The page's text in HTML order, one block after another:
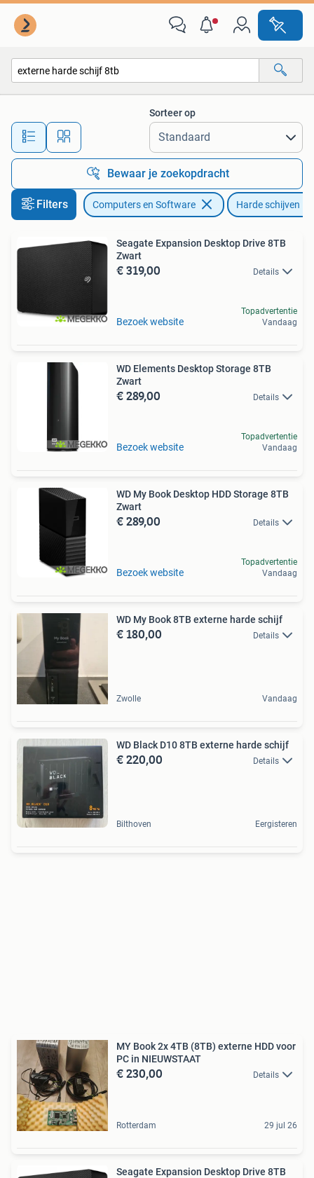
Alle afstanden…
Sorteer op
Bewaar je zoekopdracht
Filters Computers en Software Harde schijven
Seagate Expansion Desktop Drive 8TB
Zwart
€ 319,00 Details
Bezoek website
Topadvertentie
Vandaag
WD Elements Desktop Storage 8TB
Zwart
€ 289,00 Details
Bezoek website
Topadvertentie
Vandaag
WD My Book Desktop HDD Storage 8TB
Zwart
€ 289,00 Details
Bezoek website
Topadvertentie
Vandaag
WD My Book 8TB externe harde schijf
€ 180,00 Details
Zwolle Vandaag
WD Black D10 8TB externe harde schijf
€ 220,00 Details
Bilthoven Eergisteren
MY Book 2x 4TB (8TB) externe HDD voor
PC in NIEUWSTAAT
€ 230,00 Details
Rotterdam 29 jul 26
Seagate Expansion Desktop Drive 8TB